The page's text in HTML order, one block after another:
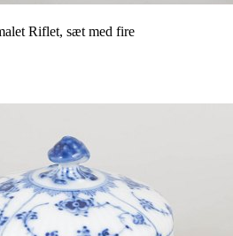
Riflet, sæt med fire